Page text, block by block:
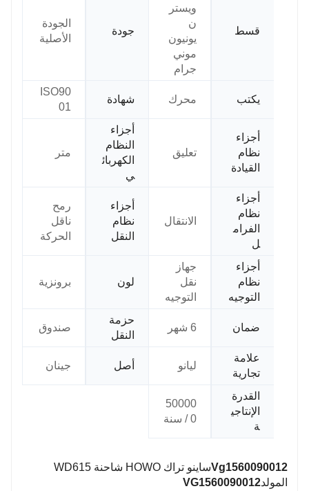
قسط
ويستر
ن
يونيون
موني
جرام
جودة
الجودة
الأصلية
يكتب محرك شهادة
ISO90
01
أجزاء
نظام
القيادة
تعليق
أجزاء
النظام
الكهربائ
ي
متر
أجزاء
نظام
الفرام
ل
الانتقال
أجزاء
نظام
النقل
رمح
ناقل
الحركة
أجزاء
نظام
التوجيه
جهاز
نقل
التوجيه
لون برونزية
ضمان 6 شهر
حزمة
النقل
صندوق
علامة
تجارية
ليانو أصل جينان
القدرة
الإنتاجي
ة
50000
0 / سنة
Vg1560090012
ساينو تراك HOWO شاحنة WD615
المولدVG1560090012